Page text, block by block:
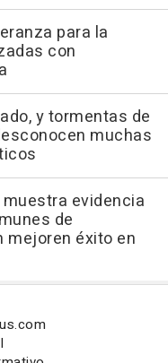
para la
con
y tormentas de
muchas
evidencia
de
éxito en